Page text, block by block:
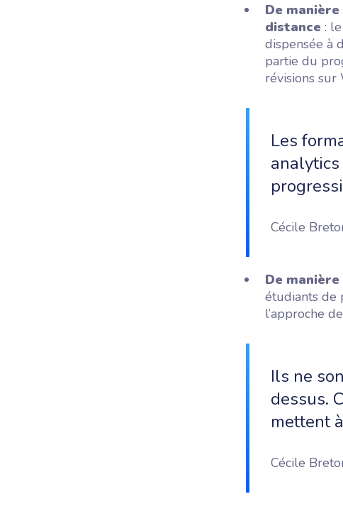
De
distance :
dispensée à
partie du
révisions sur
Les
Cécile
De
étudiants de
l’approche
Ils ne
dessus.
mettent
Cécile